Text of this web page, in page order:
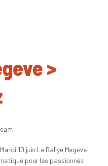
>
10 juin Le Rallye Megève-
pour les passionnés